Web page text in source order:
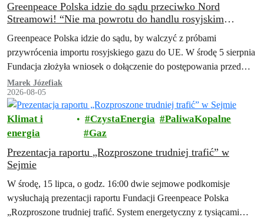
Greenpeace Polska idzie do sądu przeciwko Nord
Streamowi! “Nie ma powrotu do handlu rosyjskim
Greenpeace Polska idzie do sądu, by walczyć z próbami
przywrócenia importu rosyjskiego gazu do UE. W środę 5 sierpnia
Fundacja złożyła wniosek o dołączenie do postępowania przed
Trybunałem Sprawiedliwości Unii…
Marek Józefiak
2026-08-05
Klimat i
energia
CzystaEnergia
PaliwaKopalne
Gaz
Prezentacja raportu „Rozproszone trudniej trafić” w
Sejmie
W środę, 15 lipca, o godz. 16:00 dwie sejmowe podkomisje
wysłuchają prezentacji raportu Fundacji Greenpeace Polska
„Rozproszone trudniej trafić. System energetyczny z tysiącami